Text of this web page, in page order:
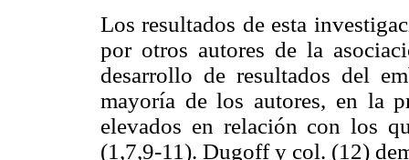
Los resultados de esta
por otros autores de la
desarrollo de resultados del
mayoría de los autores, en la
elevados en relación con los
(1,7,9-11). Dugoff y col. (12)